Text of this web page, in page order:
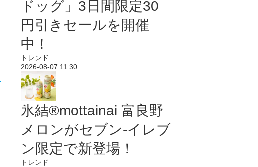
ドッグ」3日間限定30
円引きセールを開催
中！
トレンド
2026-08-07 11:30
氷結®mottainai 富良野
メロンがセブン‐イレブ
ン限定で新登場！
トレンド